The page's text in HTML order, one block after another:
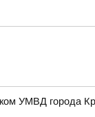
УМВД города